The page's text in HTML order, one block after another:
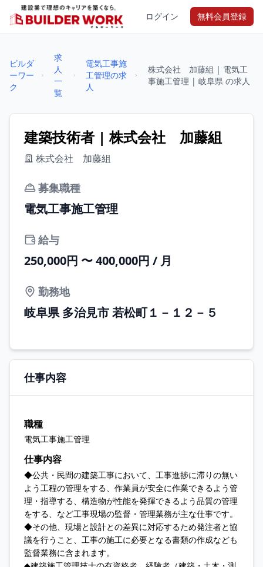
ログイン 無料会員登録
ビルダ
ーワー
ク
求
人
一
覧
電気工事施
工管理の求
人
株式会社 加藤組 | 電気工
事施工管理 | 岐阜県 の求人
建築技術者 | 株式会社 加藤組
株式会社 加藤組
募集職種
電気工事施工管理
給与
250,000円 〜 400,000円 / 月
勤務地
岐阜県 多治見市 若松町１－１２－５
仕事内容
職種
電気工事施工管理
仕事内容
◆公共・民間の建築工事において、工事進捗に滞りの無い
よう工程の管理をする、作業員が安全に作業できるよう管
理・指導する、構造物が性能を発揮できるよう品質の管理
をする、など工事現場の監督・管理業務が主な仕事です。
◆その他、現場と設計との差異に対応するため発注者と協
議を行うこと、工事の施工に必要となる書類の作成なども
監督業務に含まれます。